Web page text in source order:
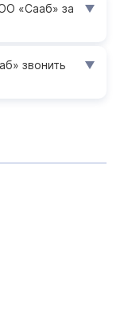
«Сааб» за
звонить